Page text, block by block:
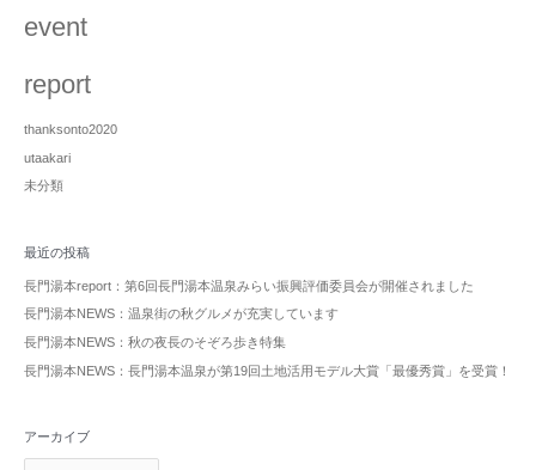
event
report
thanksonto2020
utaakari
未分類
最近の投稿
長門湯本report：第6回長門湯本温泉みらい振興評価委員会が開催されました
長門湯本NEWS：温泉街の秋グルメが充実しています
長門湯本NEWS：秋の夜長のそぞろ歩き特集
長門湯本NEWS：長門湯本温泉が第19回土地活用モデル大賞「最優秀賞」を受賞！
アーカイブ